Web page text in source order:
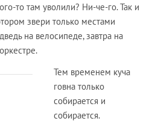
то там уволили? Ни-че-го. Так и
звери только местами
на велосипеде, завтра на
Тем временем куча
говна только
собирается и
собирается.